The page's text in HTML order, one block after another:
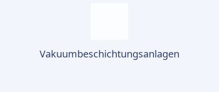
Vakuumbeschichtungsanlagen